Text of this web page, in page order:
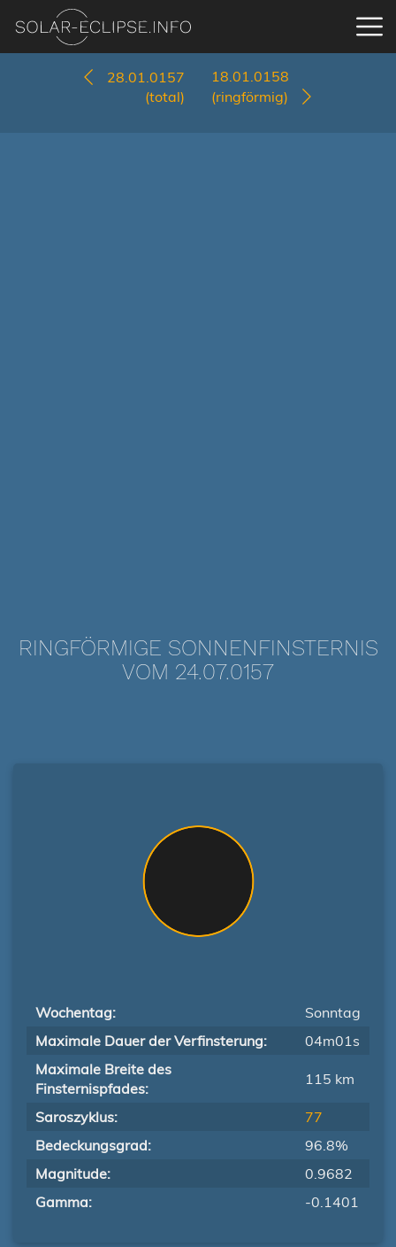
28.01.0157
(total)
18.01.0158
(ringförmig)
RINGFÖRMIGE SONNENFINSTERNIS
VOM 24.07.0157
Wochentag:
Sonntag
Maximale Dauer der Verfinsterung:
04m01s
Maximale Breite des
Finsternispfades:
115 km
Saroszyklus:
77
Bedeckungsgrad:
96.8%
Magnitude:
0.9682
Gamma:
-0.1401